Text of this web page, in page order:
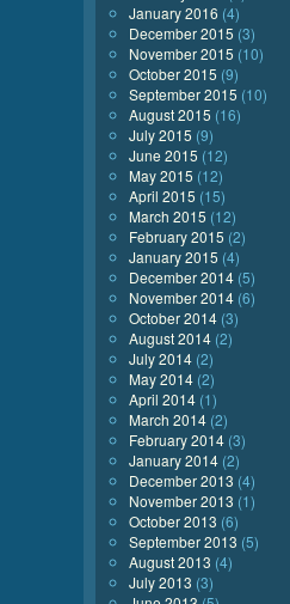
January 2016 (4)
December 2015 (3)
November 2015 (10)
October 2015 (9)
September 2015 (10)
August 2015 (16)
July 2015 (9)
June 2015 (12)
May 2015 (12)
April 2015 (15)
March 2015 (12)
February 2015 (2)
January 2015 (4)
December 2014 (5)
November 2014 (6)
October 2014 (3)
August 2014 (2)
July 2014 (2)
May 2014 (2)
April 2014 (1)
March 2014 (2)
February 2014 (3)
January 2014 (2)
December 2013 (4)
November 2013 (1)
October 2013 (6)
September 2013 (5)
August 2013 (4)
July 2013 (3)